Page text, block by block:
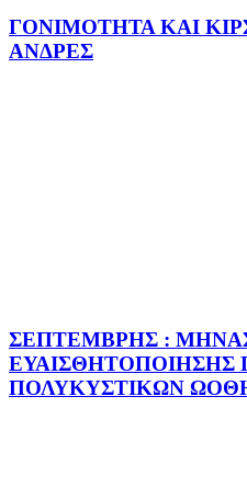
ΓΟΝΙΜΟΤΗΤΑ ΚΑΙ
ΑΝΔΡΕΣ
ΣΕΠΤΕΜΒΡΗΣ :
ΕΥΑΙΣΘΗΤΟΠΟΙΗΣΗΣ
ΠΟΛΥΚΥΣΤΙΚΩΝ